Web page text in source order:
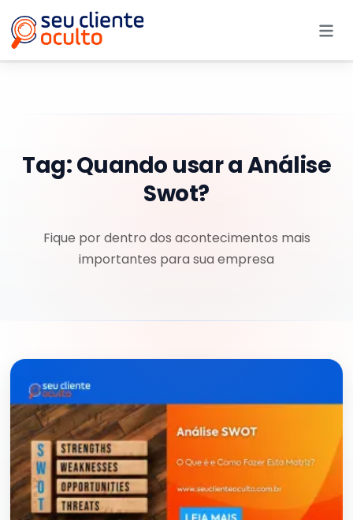
Tag:Quando usar a Análise
Swot?
Fique por dentro dos acontecimentos mais
importantes para sua empresa